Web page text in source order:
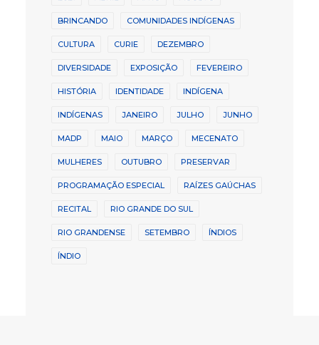
BRINCANDO COMUNIDADES INDÍGENAS
CULTURA CURIE DEZEMBRO
DIVERSIDADE EXPOSIÇÃO FEVEREIRO
HISTÓRIA IDENTIDADE INDÍGENA
INDÍGENAS JANEIRO JULHO JUNHO
MADP MAIO MARÇO MECENATO
MULHERES OUTUBRO PRESERVAR
PROGRAMAÇÃO ESPECIAL RAÍZES GAÚCHAS
RECITAL RIO GRANDE DO SUL
RIO GRANDENSE SETEMBRO ÍNDIOS
ÍNDIO